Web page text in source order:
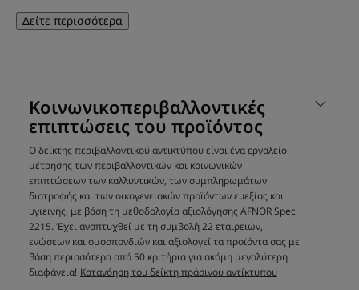
σχηματίζονται.
θρέψη και προστασία στα μαλλιά, ελέγχει το
φριζάρισμα καθόλη τη διάρκεια της ημέρας.
Διαμόρφωση της μπούκλας: αφήνει τις μπούκλες
απαλές, σχηματισμένες και ενισχυμένες.
Χρόνος εφαρμογής Express: μαλακτική κρέμα που
εφαρμόζεται μετά το λούσιμο,και λειτουργεί με μαγικό
τρόπο σε ένα με δύο λεπτά.
Δείτε περισσότερα
Κοινωνικοπεριβαλλοντικές
επιπτώσεις του προϊόντος
Ο δείκτης περιβαλλοντικού αντικτύπου είναι ένα εργαλείο
μέτρησης των περιβαλλοντικών και κοινωνικών
επιπτώσεων των καλλυντικών, των συμπληρωμάτων
διατροφής και των οικογενειακών προϊόντων ευεξίας και
υγιεινής, με βάση τη μεθοδολογία αξιολόγησης AFNOR Spec
2215. Έχει αναπτυχθεί με τη συμβολή 22 εταιρειών,
ενώσεων και ομοσπονδιών και αξιολογεί τα προϊόντα σας με
βάση περισσότερα από 50 κριτήρια για ακόμη μεγαλύτερη
διαφάνεια! Κατανόηση του δείκτη πράσινου αντίκτυπου